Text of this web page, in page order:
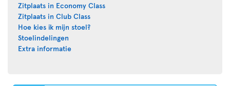
Zitplaats in Economy Class
Zitplaats in Club Class
Hoe kies ik mijn stoel?
Stoelindelingen
Extra informatie